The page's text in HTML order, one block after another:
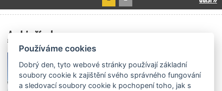
Archiv čísel
Používáme cookies
Dobrý den, tyto webové stránky používají základní
soubory cookie k zajištění svého správného fungování
a sledovací soubory cookie k pochopení toho, jak s